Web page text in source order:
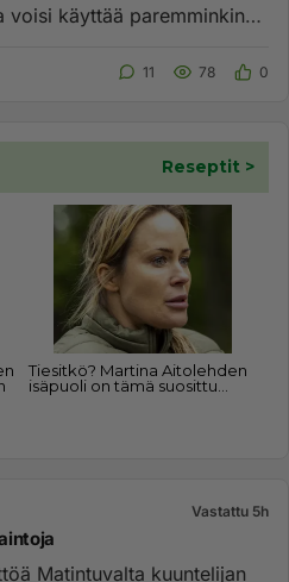
voisi käyttää paremminkin
11 78 0
Vastattu 5h
Matintuvalta kuuntelijan